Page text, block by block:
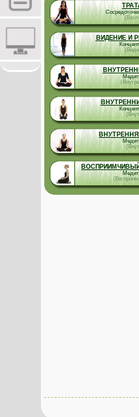
ВИДЕНИЕ И